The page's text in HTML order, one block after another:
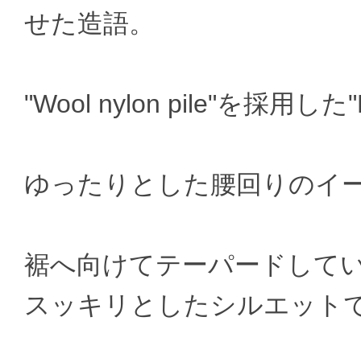
せた造語。
"Wool nylon pile"を採用した
ゆったりとした腰回りのイ
裾へ向けてテーパードして
スッキリとしたシルエット